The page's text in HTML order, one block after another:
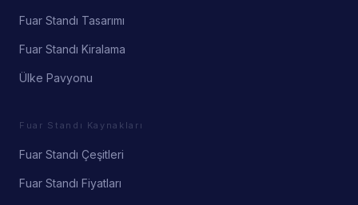
Fuar Standı Tasarımı
Fuar Standı Kiralama
Ülke Pavyonu
Fuar Standı Kaynakları
Fuar Standı Çeşitleri
Fuar Standı Fiyatları